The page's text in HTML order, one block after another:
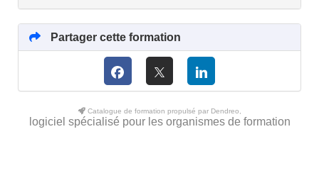
Partager cette formation
Catalogue de formation propulsé par Dendreo,
logiciel spécialisé pour les organismes de formation